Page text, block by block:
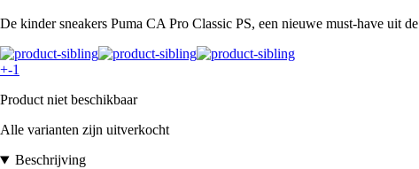
De kinder sneakers Puma CA Pro Classic PS, een nieuwe must-have uit
+-1
Product niet beschikbaar
Alle varianten zijn uitverkocht
Beschrijving